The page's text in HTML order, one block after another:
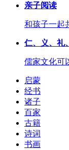
亲子阅读
和孩子一起
仁、义、礼
儒家文化可
启蒙
经书
诸子
百家
古籍
诗词
书画